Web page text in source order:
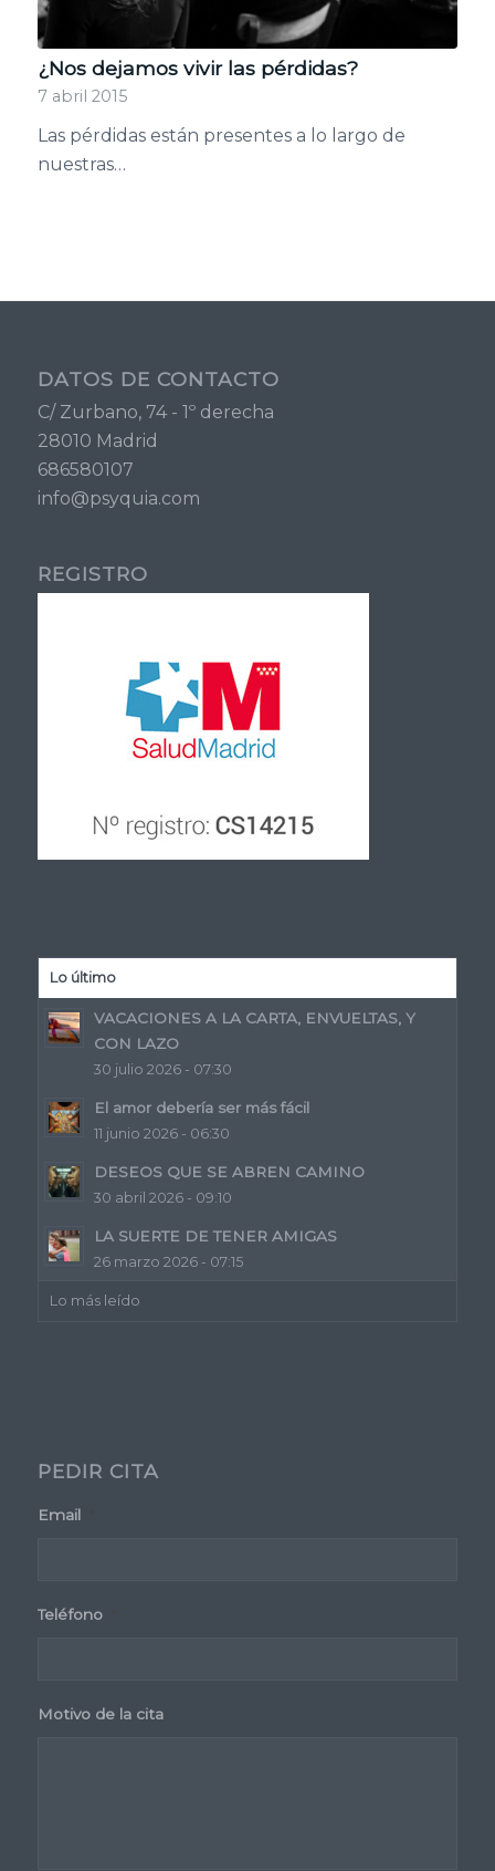
¿Nos dejamos vivir las pérdidas?
7 abril 2015
Las pérdidas están presentes a lo largo de
nuestras…
DATOS DE CONTACTO
C/ Zurbano, 74 - 1º derecha
28010 Madrid
686580107
info@psyquia.com
REGISTRO
Lo último
VACACIONES A LA CARTA, ENVUELTAS, Y
CON LAZO
30 julio 2026 - 07:30
El amor debería ser más fácil
11 junio 2026 - 06:30
DESEOS QUE SE ABREN CAMINO
30 abril 2026 - 09:10
LA SUERTE DE TENER AMIGAS
26 marzo 2026 - 07:15
Lo más leído
PEDIR CITA
Email
Teléfono
Motivo de la cita